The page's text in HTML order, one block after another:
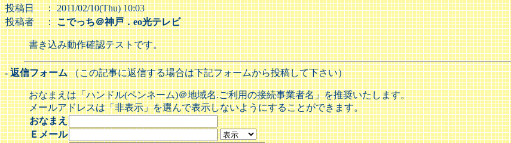
投稿日
： 2011/02/10(Thu) 10:03
投稿者
：こでっち＠神戸．eo光テレビ
書き込み動作確認テストです。
- 返信フォーム（この記事に返信する場合は下記フォームから投稿して下さい）
おなまえは「ハンドル(ペンネーム)＠地域名.ご利用の接続事業者名」を推奨いたします。
メールアドレスは「非表示」を選んで表示しないようにすることができます。
おなまえ
Ｅメール